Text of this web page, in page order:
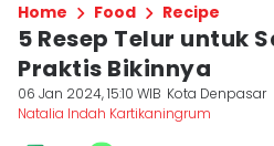
Home Food Recipe
5 Resep Telur untuk
Praktis Bikinnya
06 Jan 2024, 15:10 WIB Kota Denpasar
Natalia Indah Kartikaningrum